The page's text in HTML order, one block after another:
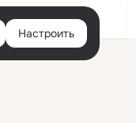
Настроить